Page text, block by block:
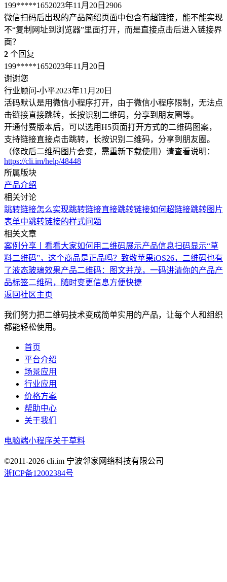
199*****1652023年11月20日 2906
微信扫码后出现的产品简绍页面中包含有超链接，能不能实现
不“复制网址到浏览器”里面打开，而是直接点击后进入链接界
面？
2 个回复
199*****1652023年11月20日
谢谢您
行业顾问-小平2023年11月20日
活码默认是用微信小程序打开，由于微信小程序限制，无法点
击链接直接跳转，长按识别二维码，分享到朋友圈等。
开通付费版本后，可以选用H5页面打开方式的二维码图案，
支持链接直接点击跳转，长按识别二维码，分享到朋友圈。
（修改后二维码图片会变，需重新下载使用）请查看说明：
https://cli.im/help/48448
所属版块
产品介绍
相关讨论
跳转链接怎么实现跳转链接直接跳转链接如何超链接跳转图片
表单中跳转链接的样式问题
相关文章
案例分享丨看看大家如何用二维码展示产品信息扫码显示“草
料二维码”，这个商品是正品吗？ 致敬苹果iOS26，二维码也有
了液态玻璃效果产品二维码：图文并茂，一码讲清你的产品产
品标签二维码，随时变更信息方便快捷
返回社区主页
我们努力把二维码技术变成简单实用的产品，让每个人和组织
都能轻松使用。
首页
平台介绍
场景应用
行业应用
价格方案
帮助中心
关于我们
电脑端小程序关于草料
©2011-2026 cli.im 宁波邻家网络科技有限公司
浙ICP备12002384号